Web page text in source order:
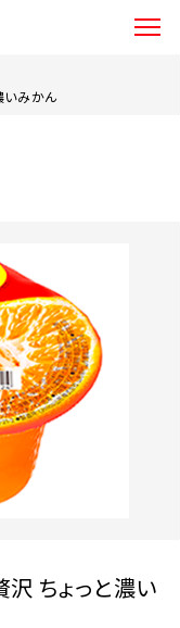
いみかん
沢 ちょっと濃い